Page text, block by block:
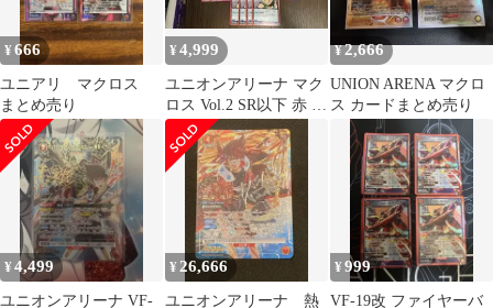
¥666
ユニアリ マクロス
まとめ売り
¥4,999
ユニオンアリーナ マク
ロス Vol.2 SR以下 赤 熱
気 バサラ 4枚+N
¥2,666
UNION ARENA マクロ
ス カードまとめ売り
¥4,499
ユニオンアリーナ VF-
¥26,666
ユニオンアリーナ 熱
¥999
VF-19改 ファイヤーバ